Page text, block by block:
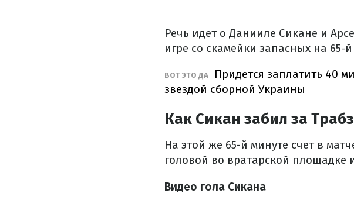
Речь идет о Данииле Сикане и
игре со скамейки запасных на
ВОТ ЭТО ДА
Придется заплатить 40
звездой сборной Украины
Как Сикан забил за
На этой же 65-й минуте счет в
головой во вратарской площадке
Видео гола Сикана